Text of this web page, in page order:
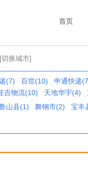
首页
[切换城市]
(7) 百世(10)
申通快递
吉物流(10) 天地华宇(4)
山县(1) 舞钢市(2)
宝丰